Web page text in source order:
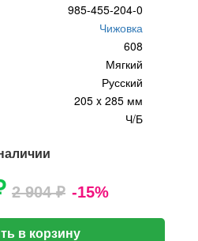
985-455-204-0
Чижовка
608
Мягкий
Русский
205 x 285 мм
Ч/Б
2 904 ₽ -15%
в корзину